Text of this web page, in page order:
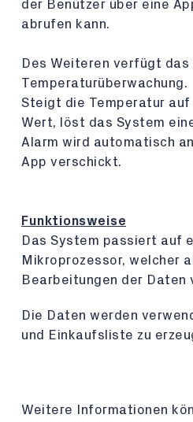
der Benützer über eine
abrufen kann.
Des Weiteren verfügt das
Temperaturüberwachung.
Steigt die Temperatur auf
Wert, löst das System
Alarm wird automatisch
App verschickt.
Funktionsweise
Das System passiert auf
Mikroprozessor, welcher
Bearbeitungen der Daten
Die Daten werden
und Einkaufsliste zu
Weitere Informationen